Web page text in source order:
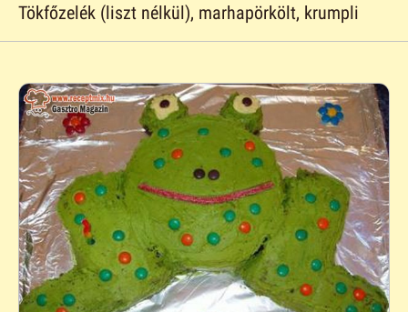
Tökfőzelék (liszt nélkül), marhapörkölt, krumpli